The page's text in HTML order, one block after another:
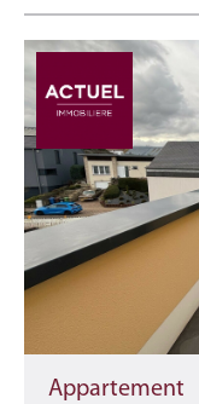
Appartement